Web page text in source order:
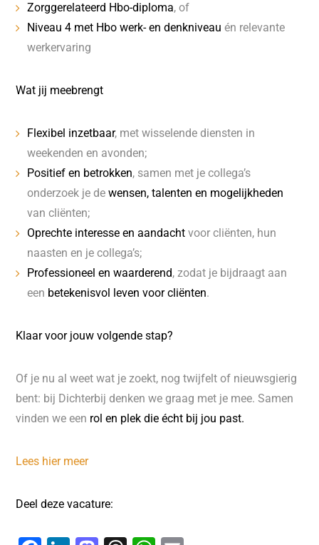
Zorggerelateerd Hbo-diploma, of
Niveau 4 met Hbo werk- en denkniveau én relevante
werkervaring
Wat jij meebrengt
Flexibel inzetbaar, met wisselende diensten in
weekenden en avonden;
Positief en betrokken, samen met je collega’s
onderzoek je dewensen, talenten en mogelijkheden
van cliënten;
Oprechte interesse en aandacht voor cliënten, hun
naasten en je collega’s;
Professioneel en waarderend, zodat je bijdraagt aan
een betekenisvol leven voor cliënten.
Klaar voor jouw volgende stap?
Of je nu al weet wat je zoekt, nog twijfelt of nieuwsgierig
bent: bij Dichterbij denken we graag met je mee. Samen
vinden we een rol en plek die écht bij jou past.
Lees hier meer
Deel deze vacature: